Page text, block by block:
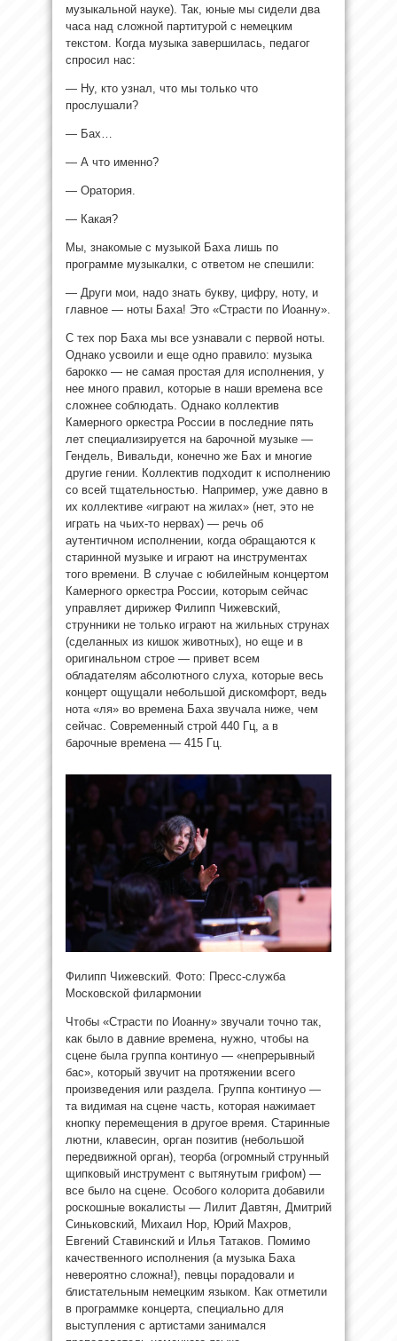
музыкальной науке). Так, юные мы сидели два
часа над сложной партитурой с немецким
текстом. Когда музыка завершилась, педагог
спросил нас:
— Ну, кто узнал, что мы только что
прослушали?
— Бах…
— А что именно?
— Оратория.
— Какая?
Мы, знакомые с музыкой Баха лишь по
программе музыкалки, с ответом не спешили:
— Други мои, надо знать букву, цифру, ноту, и
главное — ноты Баха! Это «Страсти по Иоанну».
С тех пор Баха мы все узнавали с первой ноты.
Однако усвоили и еще одно правило: музыка
барокко — не самая простая для исполнения, у
нее много правил, которые в наши времена все
сложнее соблюдать. Однако коллектив
Камерного оркестра России в последние пять
лет специализируется на барочной музыке —
Гендель, Вивальди, конечно же Бах и многие
другие гении. Коллектив подходит к исполнению
со всей тщательностью. Например, уже давно в
их коллективе «играют на жилах» (нет, это не
играть на чьих-то нервах) — речь об
аутентичном исполнении, когда обращаются к
старинной музыке и играют на инструментах
того времени. В случае с юбилейным концертом
Камерного оркестра России, которым сейчас
управляет дирижер Филипп Чижевский,
струнники не только играют на жильных струнах
(сделанных из кишок животных), но еще и в
оригинальном строе — привет всем
обладателям абсолютного слуха, которые весь
концерт ощущали небольшой дискомфорт, ведь
нота «ля» во времена Баха звучала ниже, чем
сейчас. Современный строй 440 Гц, а в
барочные времена — 415 Гц.
Филипп Чижевский. Фото: Пресс-служба
Московской филармонии
Чтобы «Страсти по Иоанну» звучали точно так,
как было в давние времена, нужно, чтобы на
сцене была группа континуо — «непрерывный
бас», который звучит на протяжении всего
произведения или раздела. Группа континуо —
та видимая на сцене часть, которая нажимает
кнопку перемещения в другое время. Старинные
лютни, клавесин, орган позитив (небольшой
передвижной орган), теорба (огромный струнный
щипковый инструмент с вытянутым грифом) —
все было на сцене. Особого колорита добавили
роскошные вокалисты — Лилит Давтян, Дмитрий
Синьковский, Михаил Нор, Юрий Махров,
Евгений Ставинский и Илья Татаков. Помимо
качественного исполнения (а музыка Баха
невероятно сложна!), певцы порадовали и
блистательным немецким языком. Как отметили
в программке концерта, специально для
выступления с артистами занимался